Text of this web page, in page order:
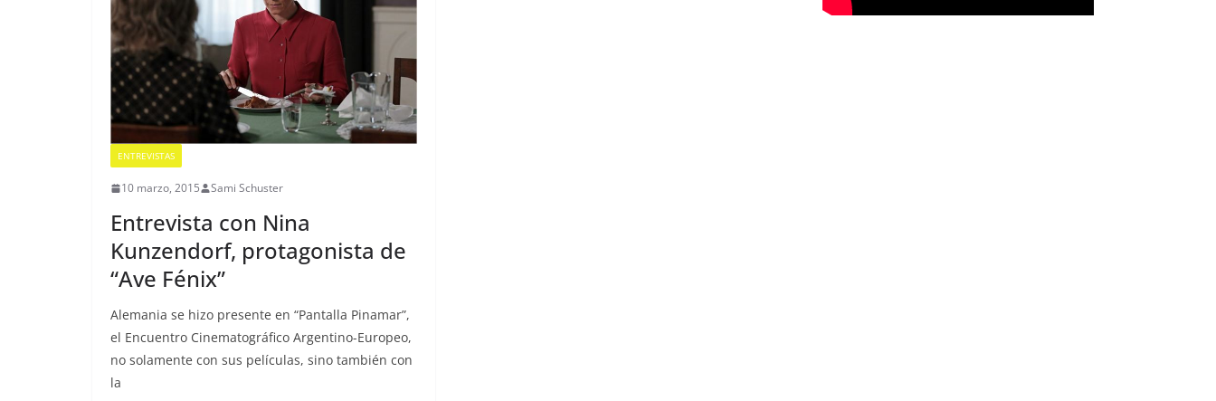
ENTREVISTAS
10 marzo, 2015 Sami Schuster
Entrevista con Nina
Kunzendorf, protagonista de
“Ave Fénix”
Alemania se hizo presente en “Pantalla Pinamar”,
el Encuentro Cinematográfico Argentino-Europeo,
no solamente con sus películas, sino también con
la